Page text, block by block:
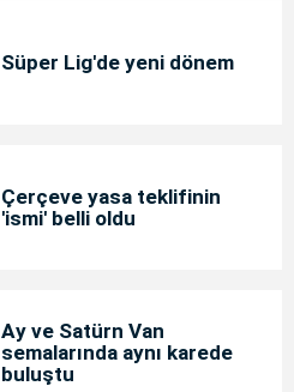
Süper Lig'de yeni dönem
Çerçeve yasa teklifinin
'ismi' belli oldu
Ay ve Satürn Van
semalarında aynı karede
buluştu